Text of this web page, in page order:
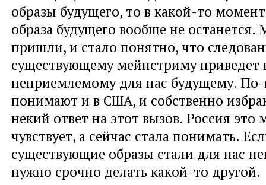
образы будущего, то в какой-то
образа будущего вообще не
пришли, и стало понятно, что
существующему мейнстриму приведет
неприемлемому для нас будущему.
понимают и в США, и собственно
некий ответ на этот вызов. Россия это
чувствует, а сейчас стала понимать.
существующие образы стали для нас
нужно срочно делать какой-то другой.